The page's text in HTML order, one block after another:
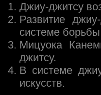
Джиу-джитсу
Развитие
системе
Мицуока
джитсу.
В системе
искусств.